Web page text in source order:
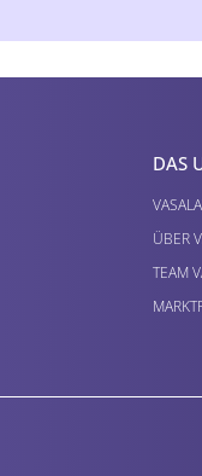
DAS
ÜBER
TEAM